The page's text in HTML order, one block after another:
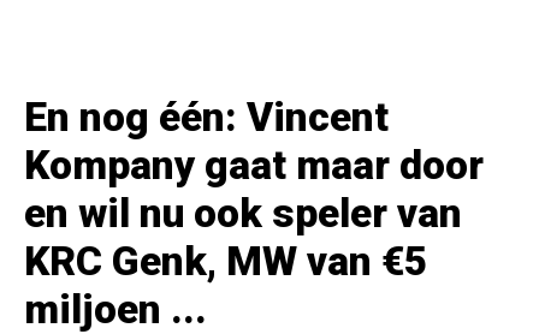
En nog één: Vincent
Kompany gaat maar door
en wil nu ook speler van
KRC Genk, MW van €5
miljoen ...